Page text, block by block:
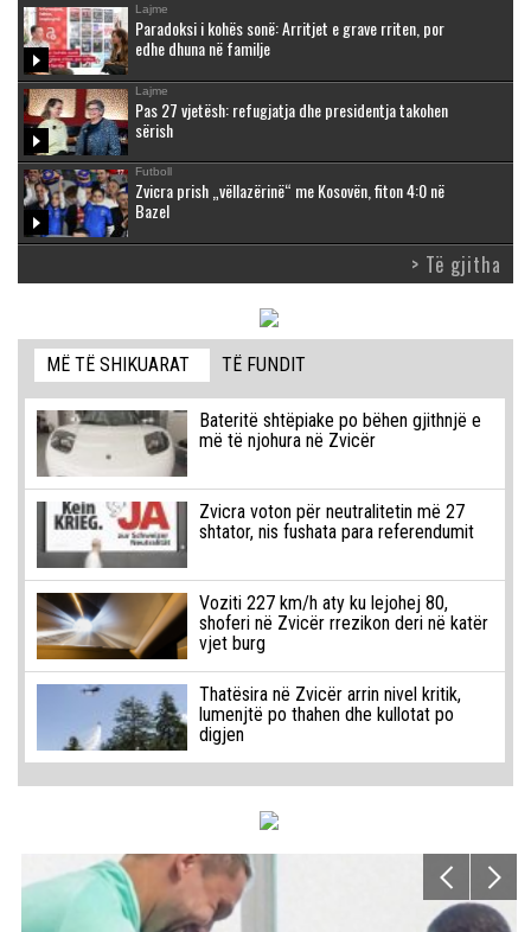
Lajme
Paradoksi i kohës sonë: Arritjet e grave rriten, por
edhe dhuna në familje
Lajme
Pas 27 vjetësh: refugjatja dhe presidentja takohen
sërish
Futboll
Zvicra prish „vëllazërinë“ me Kosovën, fiton 4:0 në
Bazel
> Të gjitha
MË TË SHIKUARAT TË FUNDIT
Bateritë shtëpiake po bëhen gjithnjë e
më të njohura në Zvicër
Zvicra voton për neutralitetin më 27
shtator, nis fushata para referendumit
Voziti 227 km/h aty ku lejohej 80,
shoferi në Zvicër rrezikon deri në katër
vjet burg
Thatësira në Zvicër arrin nivel kritik,
lumenjtë po thahen dhe kullotat po
digjen